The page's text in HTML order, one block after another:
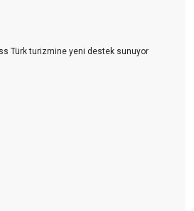
Türk turizmine yeni destek sunuyor